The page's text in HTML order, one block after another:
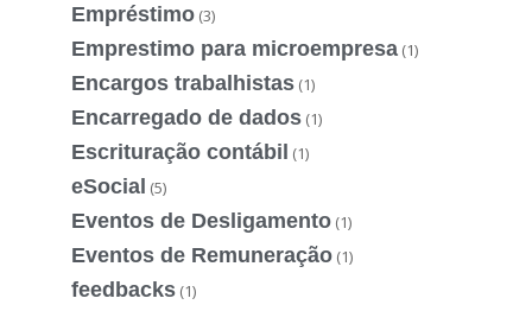
Empréstimo (3)
Emprestimo para microempresa (1)
Encargos trabalhistas (1)
Encarregado de dados (1)
Escrituração contábil (1)
eSocial (5)
Eventos de Desligamento (1)
Eventos de Remuneração (1)
feedbacks (1)